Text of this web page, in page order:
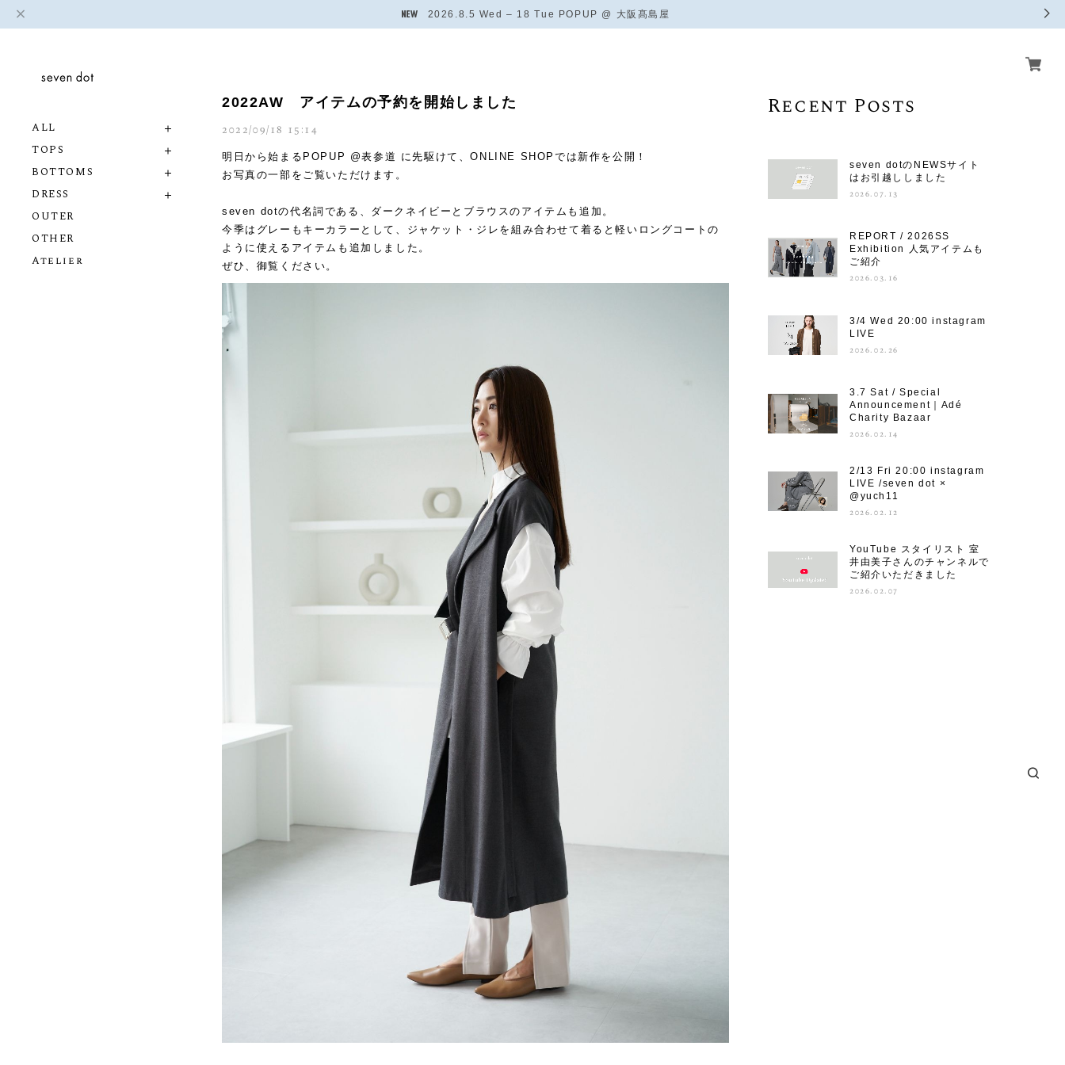
2026.8.5 Wed – 18 Tue POPUP @ 大阪髙島屋
ALL
TOPS
BOTTOMS
DRESS
OUTER
OTHER
Atelier
2022AW アイテムの予約を開始しました
2022/09/18 15:14
明日から始まるPOPUP @表参道 に先駆けて、ONLINE SHOPでは新作を公開！
お写真の一部をご覧いただけます。
seven dotの代名詞である、ダークネイビーとブラウスのアイテムも追加。
今季はグレーもキーカラーとして、ジャケット・ジレを組み合わせて着ると軽いロングコートの
ように使えるアイテムも追加しました。
ぜひ、御覧ください。
Recent Posts
seven dotのNEWSサイト
はお引越ししました
2026.07.13
REPORT / 2026SS
Exhibition 人気アイテムも
ご紹介
2026.03.16
3/4 Wed 20:00 instagram
LIVE
2026.02.26
3.7 Sat / Special
Announcement｜Adé
Charity Bazaar
2026.02.14
2/13 Fri 20:00 instagram
LIVE /seven dot ×
@yuch11
2026.02.12
YouTube スタイリスト 室
井由美子さんのチャンネルで
ご紹介いただきました
2026.02.07